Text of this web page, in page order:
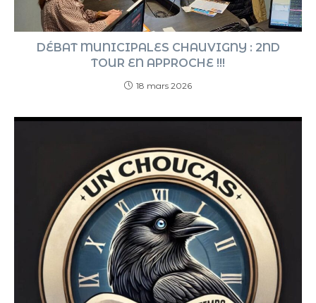
DÉBAT MUNICIPALES CHAUVIGNY : 2ND
TOUR EN APPROCHE !!!
18 mars 2026